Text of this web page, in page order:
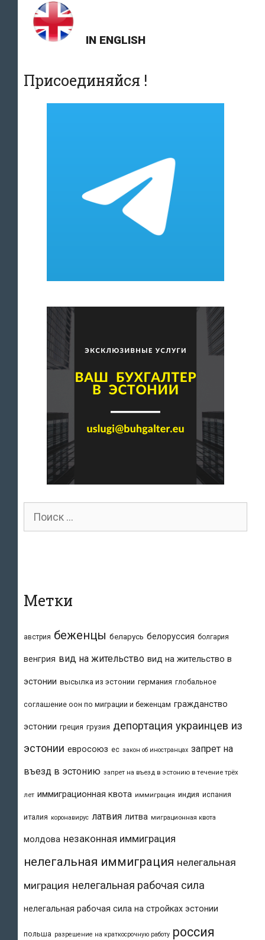
IN ENGLISH
Присоединяйся !
Поиск
для:
Метки
австрия беженцы беларусь белоруссия болгария
венгрия вид на жительство вид на жительство в
эстонии высылка из эстонии германия глобальное
соглашение оон по миграции и беженцам гражданство
эстонии греция грузия депортация украинцев из
эстонии евросоюз ес закон об иностранцах запрет на
въезд в эстонию запрет на въезд в эстонию в течение трёх
лет иммиграционная квота иммиграция индия испания
италия коронавирус латвия литва миграционная квота
молдова незаконная иммиграция
нелегальная иммиграция нелегальная
миграция нелегальная рабочая сила
нелегальная рабочая сила на стройках эстонии
польша разрешение на краткосрочную работу россия